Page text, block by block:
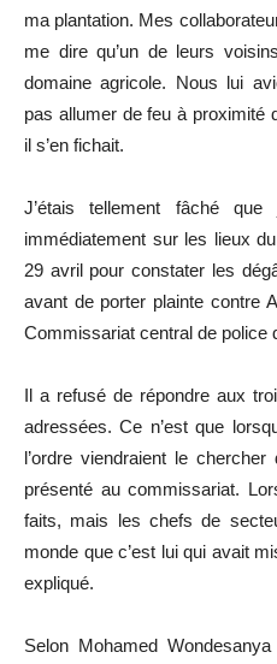
ma plantation. Mes
me dire qu’un de leurs
domaine agricole. Nous lui
pas allumer de feu à proximité
il s’en fichait.
J’étais tellement fâché
immédiatement sur les lieux
29 avril pour constater les
avant de porter plainte contre
Commissariat central de police
Il a refusé de répondre aux
adressées. Ce n’est que
l’ordre viendraient le
présenté au commissariat.
faits, mais les chefs de
monde que c’est lui qui avait
expliqué.
Selon Mohamed